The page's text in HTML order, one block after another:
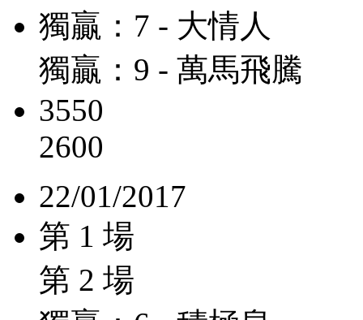
獨贏：7 - 大情人
獨贏：9 - 萬馬飛騰
3550
2600
22/01/2017
第 1 場
第 2 場